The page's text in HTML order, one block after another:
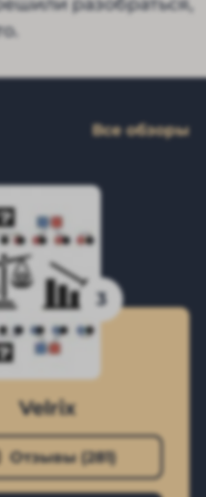
Все обзоры
3
Velrix
Отзывы (281)